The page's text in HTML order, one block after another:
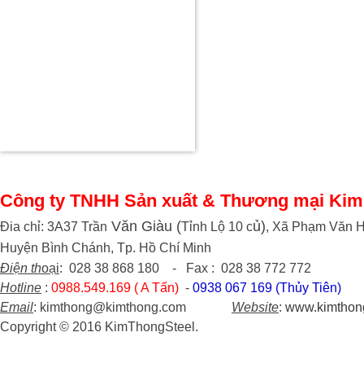
Công ty TNHH Sản xuất & Thương mại
Đia chỉ: 3A37 Trần Văn Giàu (Tỉnh Lộ 10 củ), Xã Phạm Văn
Huyện Bình Chánh, Tp. Hồ Chí Minh
Điện thoại: 028 38 868 180 - Fax : 028 38 772 772
Hotline : 0988.549.169 ( A Tấn) - 0938 067 169 (Thủy Tiên)
Email: kimthong@kimthong.com Website:
Copyright © 2016 KimThongSteel.